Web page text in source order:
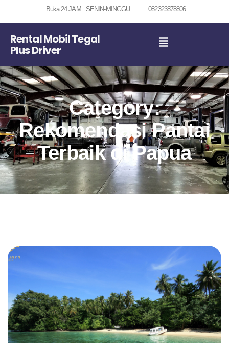
Buka 24 JAM : SENIN-MINGGU 082323878806
Rental Mobil Tegal
Plus Driver
Category:
Rekomendasi Pantai
Terbaik di Papua